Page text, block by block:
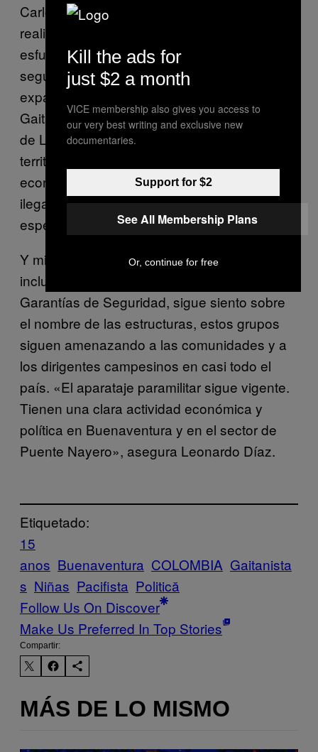
Carlos Negret, señaló hace poco en un foro
realizado en Chocó que «a pesar de los
esfuerzos de las autoridades en materia de
seguridad en las zonas rurales, se observa la
expansión y disputa de las Autodefensas
Gaitanistas de Colombia (AGC) y el Ejército
de Liberación Nacional (ELN) por el control
territorial y poblacional, el manejo de las
economías ilícitas del narcotráfico, la minería
ilegal y la extorsión». El funcionario se refería
específicamente a Buenaventura.
Y mientras el debate en todas las esferas,
incluso dentro de la Comisión Nacional de
Garantías de Seguridad, sigue siento sobre
el nombre de las estructuras, estos grupos
siguen amenazando a las comunidades y a
los dirigentes campesinos en casi todo el
país. «El aparataje paramilitar sigue vigente.
Tienen una clara actividad económica y
política en Buenaventura y en el sector de
Puente Nayero», asegura Leonardo Díaz.
Etiquetado:
15
anos Buenaventura COLOMBIA Gaitanista
s Niñas Pacifista Politică
Follow Us On Discover
Make Us Preferred In Top Stories
Compartir:
MÁS DE LO MISMO
Kill the ads for
just $2 a month
VICE membership also gives you access to
our very best writing and exclusive new
documentaries.
Support for $2
See All Membership Plans
Or, continue for free